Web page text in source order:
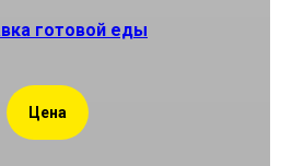
готовой еды
Цена